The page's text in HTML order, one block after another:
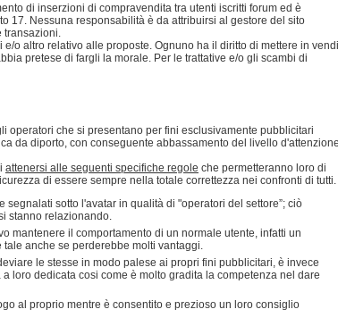
di inserzioni di compravendita tra utenti iscritti forum ed è
17. Nessuna responsabilità è da attribuirsi al gestore del sito
o altro relativo alle proposte. Ognuno ha il diritto di mettere in
pretese di fargli la morale. Per le trattative e/o gli scambi di
operatori che si presentano per fini esclusivamente pubblicitari
da diporto, con conseguente abbassamento del livello d'attenzione
attenersi alle seguenti specifiche regole che permetteranno loro di
di essere sempre nella totale correttezza nei confronti di tutti.
sotto l'avatar in qualità di "operatori del settore”; ciò
stanno relazionando.
mantenere il comportamento di un normale utente, infatti un
anche se perderebbe molti vantaggi.
le stesse in modo palese ai propri fini pubblicitari, è invece
loro dedicata cosi come è molto gradita la competenza nel dare
al proprio mentre è consentito e prezioso un loro consiglio